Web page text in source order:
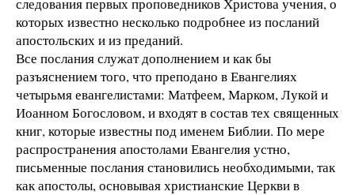
которых известно несколько подробнее из посланий
апостольских и из преданий.
Все послания служат дополнением и как бы
разъяснением того, что преподано в Евангелиях
четырьмя евангелистами: Матфеем, Марком, Лукой и
Иоанном Богословом, и входят в состав тех священных
книг, которые известны под именем Библии. По мере
распространения апостолами Евангелия устно,
письменные послания становились необходимыми, так
как апостолы, основывая христианские Церкви в